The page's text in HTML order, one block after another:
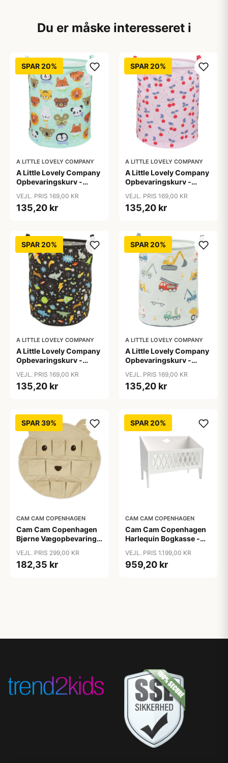
Du er måske interesseret i
SPAR 20%
A LITTLE LOVELY COMPANY
A Little Lovely Company
Opbevaringskurv -
VEJL. PRIS 169,00 KR
135,20 kr
SPAR 20%
A LITTLE LOVELY COMPANY
A Little Lovely Company
Opbevaringskurv -
VEJL. PRIS 169,00 KR
135,20 kr
SPAR 20%
A LITTLE LOVELY COMPANY
A Little Lovely Company
Opbevaringskurv -
VEJL. PRIS 169,00 KR
135,20 kr
SPAR 20%
A LITTLE LOVELY COMPANY
A Little Lovely Company
Opbevaringskurv -
VEJL. PRIS 169,00 KR
135,20 kr
SPAR 39%
CAM CAM COPENHAGEN
Cam Cam Copenhagen
Bjørne Vægopbevaring -
VEJL. PRIS 299,00 KR
182,35 kr
SPAR 20%
CAM CAM COPENHAGEN
Cam Cam Copenhagen
Harlequin Bogkasse -
VEJL. PRIS 1.199,00 KR
959,20 kr